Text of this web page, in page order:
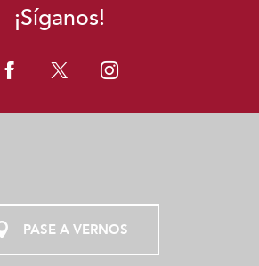
¡Síganos!
PASE A VERNOS